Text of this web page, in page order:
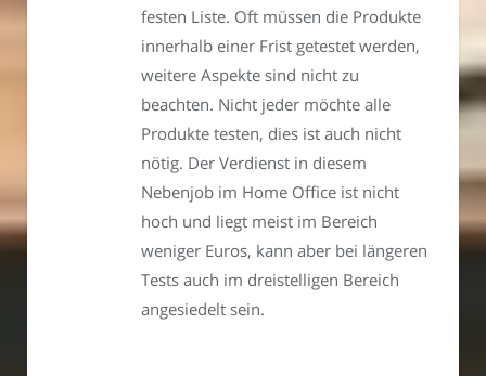
festen Liste. Oft müssen die Produkte
innerhalb einer Frist getestet werden,
weitere Aspekte sind nicht zu
beachten. Nicht jeder möchte alle
Produkte testen, dies ist auch nicht
nötig. Der Verdienst in diesem
Nebenjob im Home Office ist nicht
hoch und liegt meist im Bereich
weniger Euros, kann aber bei längeren
Tests auch im dreistelligen Bereich
angesiedelt sein.